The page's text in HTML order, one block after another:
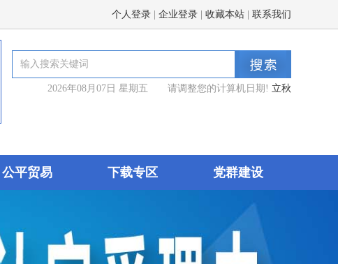
个人登录| 企业登录| 收藏本站| 联系我们
2026年08月07日 星期五 请调整您的计算机日期! 立秋
公平贸易 下载专区 党群建设